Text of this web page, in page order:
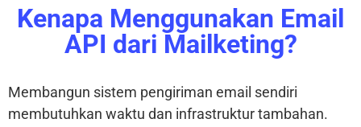
Kenapa Menggunakan Email
API dari Mailketing?
Membangun sistem pengiriman email sendiri
membutuhkan waktu dan infrastruktur tambahan.